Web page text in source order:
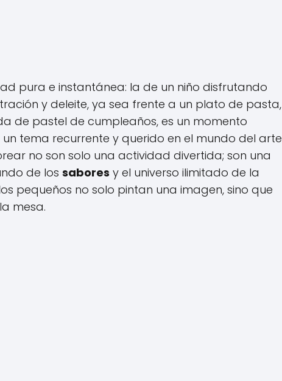
pura e instantánea: la de un niño disfrutando
y deleite, ya sea frente a un plato de pasta,
de pastel de cumpleaños, es un momento
tema recurrente y querido en el mundo del arte
no son solo una actividad divertida; son una
de los sabores y el universo ilimitado de la
pequeños no solo pintan una imagen, sino que
mesa.